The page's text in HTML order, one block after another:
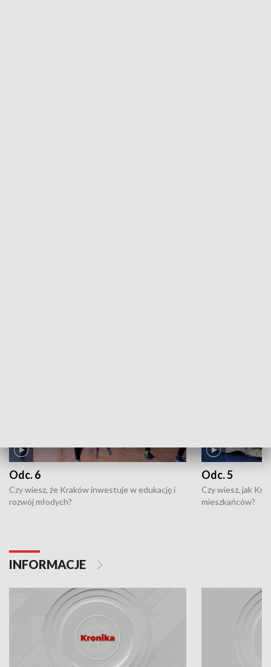
Odc. 6
Czy wiesz, że Kraków inwestuje w edukację i
rozwój młodych?
Odc. 5
Czy wiesz, jak
mieszkańców?
INFORMACJE